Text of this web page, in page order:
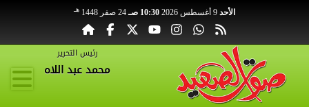
الأحد 10:30 صـ 24 صفر 1448 هـ
رئيس التحرير
محمد عبد اللاه